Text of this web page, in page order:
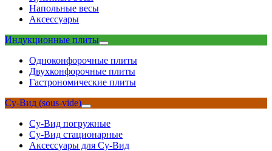
Напольные весы
Аксессуары
Индукционные плиты
Одноконфорочные плиты
Двухконфорочные плиты
Гастрономические плиты
Су-Вид (sous-vide)
Су-Вид погружные
Су-Вид стационарные
Аксессуары для Су-Вид